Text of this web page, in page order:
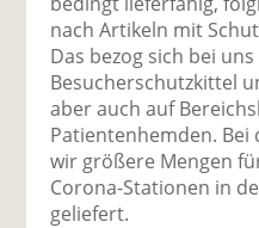
nach Artikeln mit
Das bezog sich bei
Besucherschutzkittel
aber auch auf
Patientenhemden. Bei
wir größere Mengen
Corona-Stationen in
geliefert.